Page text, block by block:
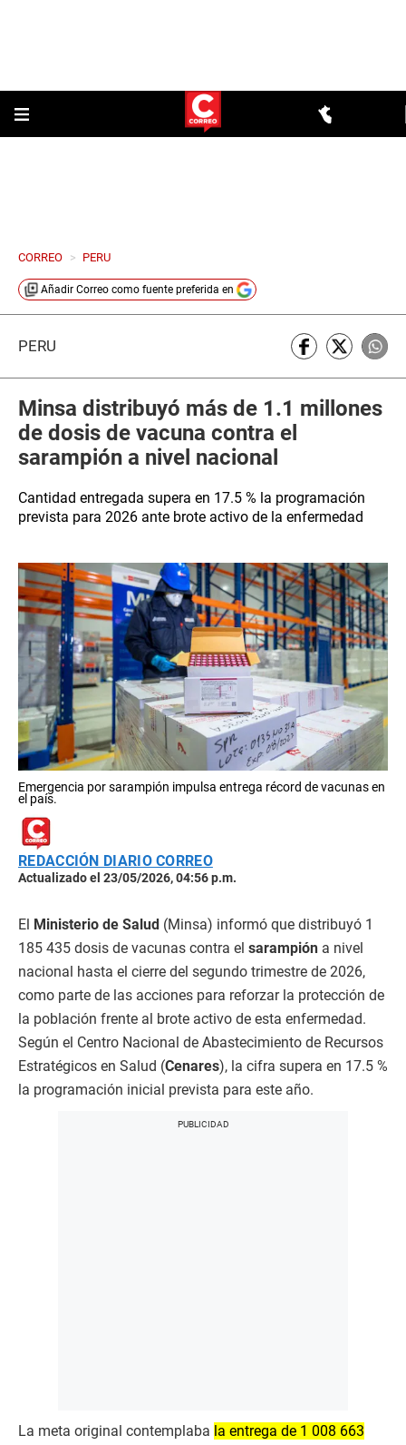
CORREO > PERU
Añadir Correo como fuente preferida en
PERÚ
Minsa distribuyó más de 1.1 millones
de dosis de vacuna contra el
sarampión a nivel nacional
Cantidad entregada supera en 17.5 % la programación
prevista para 2026 ante brote activo de la enfermedad
Emergencia por sarampión impulsa entrega récord de vacunas en
el país.
REDACCIÓN DIARIO CORREO
Actualizado el 23/05/2026, 04:56 p.m.
El Ministerio de Salud (Minsa) informó que distribuyó 1
185 435 dosis de vacunas contra el sarampión a nivel
nacional hasta el cierre del segundo trimestre de 2026,
como parte de las acciones para reforzar la protección de
la población frente al brote activo de esta enfermedad.
Según el Centro Nacional de Abastecimiento de Recursos
Estratégicos en Salud (Cenares), la cifra supera en 17.5 %
la programación inicial prevista para este año.
La meta original contemplaba la entrega de 1 008 663